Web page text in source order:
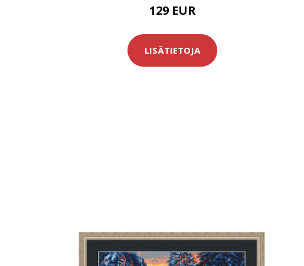
129 EUR
LISÄTIETOJA